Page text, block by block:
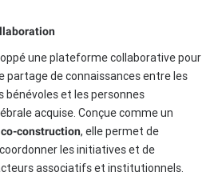
une plateforme collaborative pour
partage de connaissances entre les
bénévoles et les personnes
acquise. Conçue comme un
co-construction, elle permet de
les initiatives et de
associatifs et institutionnels.